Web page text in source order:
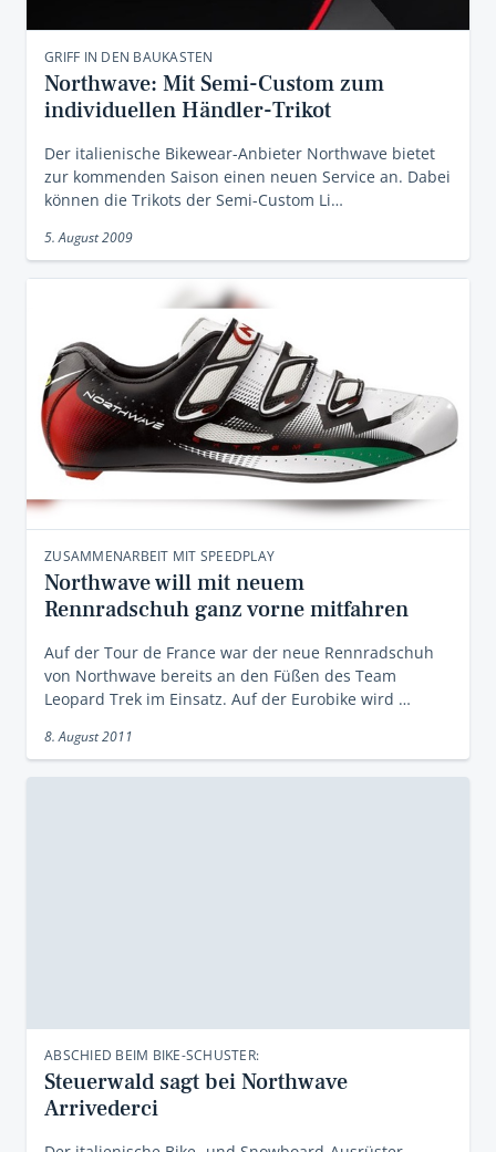
GRIFF IN DEN BAUKASTEN
Northwave: Mit Semi-Custom zum
individuellen Händler-Trikot
Der italienische Bikewear-Anbieter Northwave bietet
zur kommenden Saison einen neuen Service an. Dabei
können die Trikots der Semi-Custom Li…
5. August 2009
ZUSAMMENARBEIT MIT SPEEDPLAY
Northwave will mit neuem
Rennradschuh ganz vorne mitfahren
Auf der Tour de France war der neue Rennradschuh
von Northwave bereits an den Füßen des Team
Leopard Trek im Einsatz. Auf der Eurobike wird …
8. August 2011
ABSCHIED BEIM BIKE-SCHUSTER:
Steuerwald sagt bei Northwave
Arrivederci